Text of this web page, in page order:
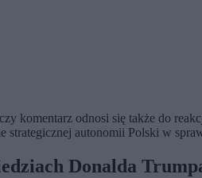
komentarz odnosi się także do
strategicznej autonomii Polski w
Donalda